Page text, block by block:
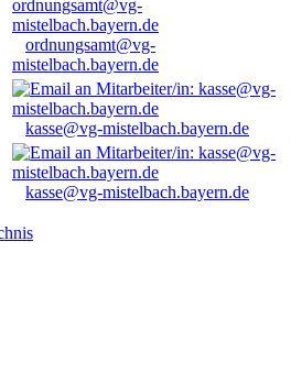
ordnungsamt@vg-
mistelbach.bayern.de
kasse@vg-mistelbach.bayern.de
kasse@vg-mistelbach.bayern.de